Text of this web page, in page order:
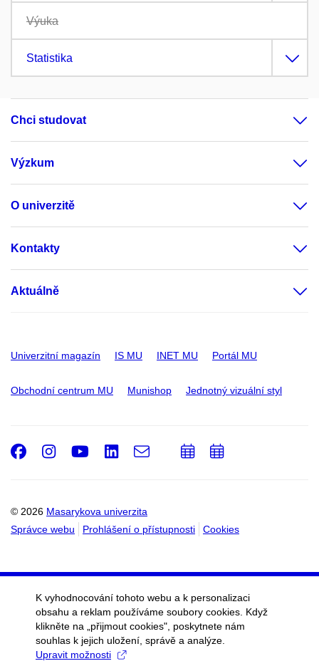
Výuka
Statistika
Chci studovat
Výzkum
O univerzitě
Kontakty
Aktuálně
Univerzitní magazín IS MU INET MU Portál MU
Obchodní centrum MU Munishop Jednotný vizuální styl
© 2026 Masarykova univerzita
Správce webu
Prohlášení o přístupnosti Cookies
Facebook
Instagram
Youtube
LinkedIn
e-
PřidatPřidat
K vyhodnocování tohoto webu a k personalizaci
obsahu a reklam používáme soubory cookies. Když
klikněte na „přijmout cookies", poskytnete nám
souhlas k jejich uložení, správě a analýze.
Upravit možnosti